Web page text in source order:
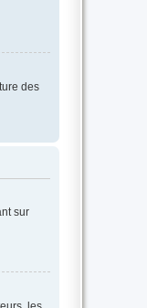
des
sur